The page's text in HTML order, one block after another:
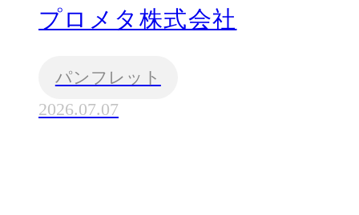
プロメタ株式会社
パンフレット
2026.07.07